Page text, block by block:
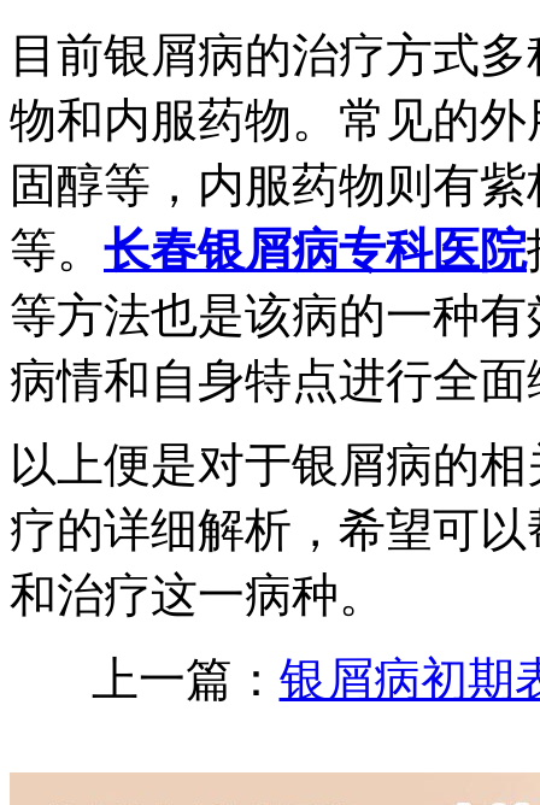
目前银屑病的治疗方式
物和内服药物。常见的
固醇等，内服药物则有
等。 长春银屑病专科医院
等方法也是该病的一种
病情和自身特点进行全
以上便是对于银屑病的
疗的详细解析，希望可
和治疗这一病种。
上一篇： 银屑病初期